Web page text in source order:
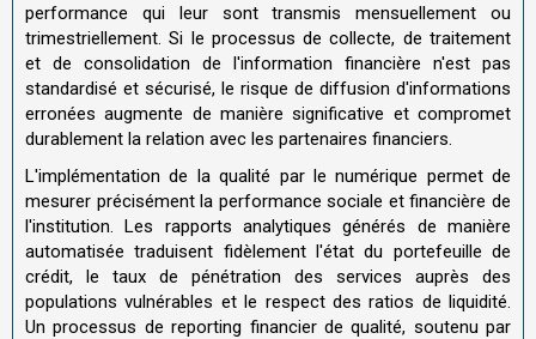
performance qui leur sont transmis mensuellement ou
trimestriellement. Si le processus de collecte, de traitement
et de consolidation de l'information financière n'est pas
standardisé et sécurisé, le risque de diffusion d'informations
erronées augmente de manière significative et compromet
durablement la relation avec les partenaires financiers.
L'implémentation de la qualité par le numérique permet de
mesurer précisément la performance sociale et financière de
l'institution. Les rapports analytiques générés de manière
automatisée traduisent fidèlement l'état du portefeuille de
crédit, le taux de pénétration des services auprès des
populations vulnérables et le respect des ratios de liquidité.
Un processus de reporting financier de qualité, soutenu par